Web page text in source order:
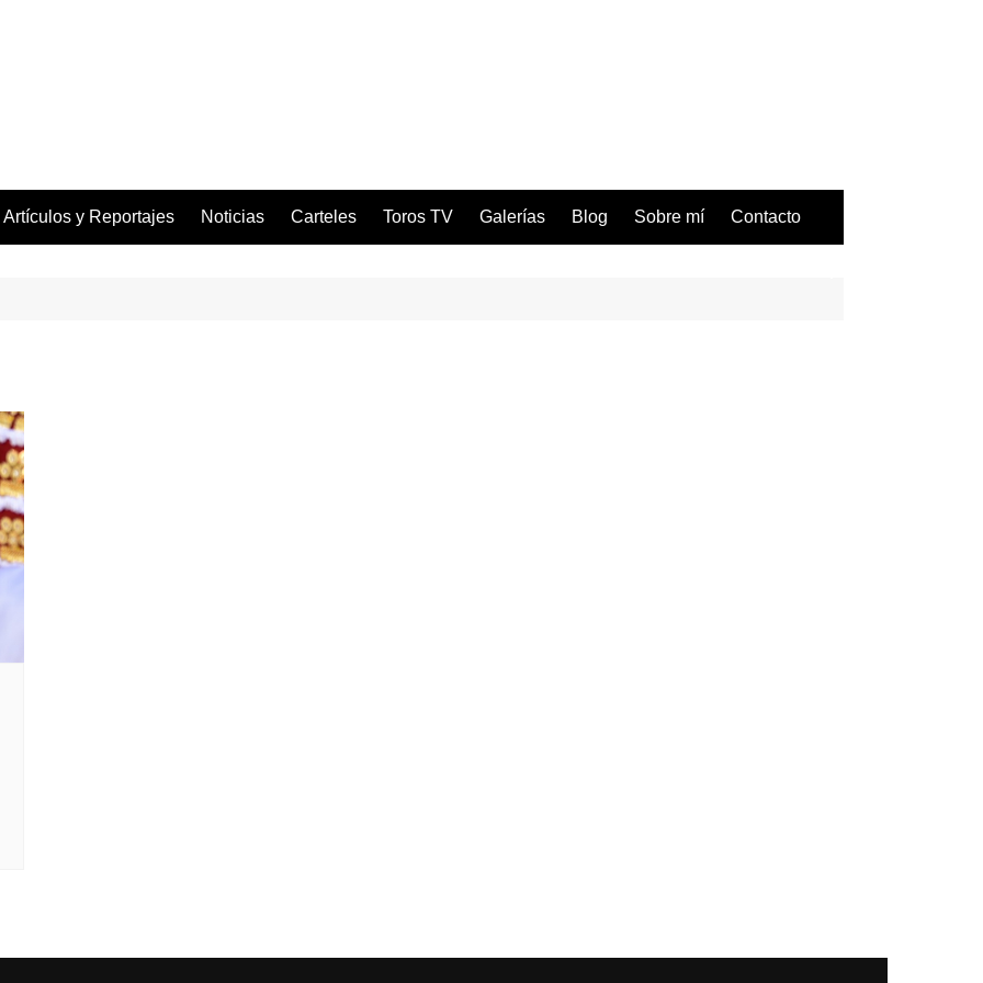
Artículos y Reportajes Noticias Carteles Toros TV Galerías Blog Sobre mí Contacto